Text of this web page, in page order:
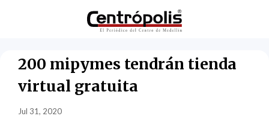
200 mipymes tendrán tienda
virtual gratuita
Jul 31, 2020